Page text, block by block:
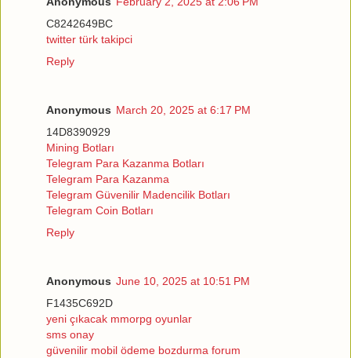
C8242649BC
twitter türk takipci
Reply
Anonymous March 20, 2025 at 6:17 PM
14D8390929
Mining Botları
Telegram Para Kazanma Botları
Telegram Para Kazanma
Telegram Güvenilir Madencilik Botları
Telegram Coin Botları
Reply
Anonymous June 10, 2025 at 10:51 PM
F1435C692D
yeni çıkacak mmorpg oyunlar
sms onay
güvenilir mobil ödeme bozdurma forum